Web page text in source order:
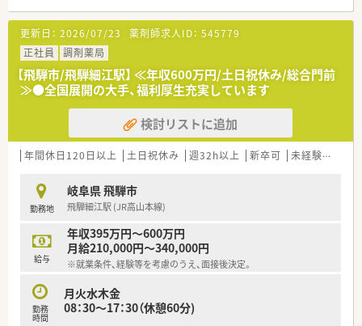
≪お休み・福利厚生・研修等≫
◎年間休日120日以上！
◎時短制度はお子様が小学校に就学するまで利用可能
⇒産育休中での休職期間もしっかりサポート！
新薬の情報などの教育資料や社内報などの提供により、
復帰時も無理なくお仕事を開始出来るよう、取り組んでいま
す
◎薬品使用料の負担やOTCの社割あり！
◎e-Learning形式の研修や社内ネットワークを活用した研修を
行い、
病気や疾患について体系的に学ぶことが出来ます。
出ます
≪数字でみる同企業≫
■大学病院・総合病院を中心とした門前薬局への出店割合 約
63％
■全国の大学病院総数に対する出店割合 約50%
■従業員の男女比率 4:7（女性が多め）
■育休からの復帰者の社員定着率 97％
■在宅医療の実施実績 90%以上
■かかりつけ薬剤師の在籍店舗割合 86%
更新日： 2026/07/23 薬剤師求人ID： 545779
正社員
調剤薬局
【飛騨市/飛騨細江駅】 ≪年収600万円/土日祝休み/総合門前
≫●全国展開の大手、福利厚生充実しています
検討リストに追加
年間休日120日以上 土日祝休み 週32h以上 新卒可 未経験可
勤務地
岐阜県 飛騨市
飛騨細江駅 (JR高山本線)
給与
年収395万円～600万円
月給210,000円～340,000円
※就業条件、経験等を考慮のうえ、面接後決定。
勤務
時間
月火水木金
08：30～17：30（休憩60分)